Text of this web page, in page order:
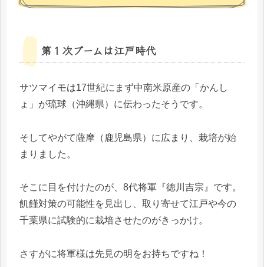
第１次ブームは江戸時代
サツマイモは17世紀にまず中南米原産の「かんし
ょ」が琉球（沖縄県）に伝わったそうです。
そしてやがて薩摩（鹿児島県）に広まり、栽培が始
まりました。
そこに目を付けたのが、8代将軍『徳川吉宗』です。
飢饉対策の可能性を見出し、取り寄せて江戸や今の
千葉県に試験的に栽培させたのがきっかけ。
さすがに将軍様は先見の明をお持ちですね！